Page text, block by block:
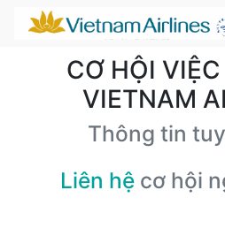
CƠ HỘI
VIETNAM
Thông tin
Liên hệ cơ hội